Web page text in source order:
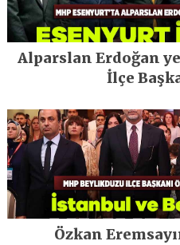
Alparslan Erdoğan
İlçe
Özkan